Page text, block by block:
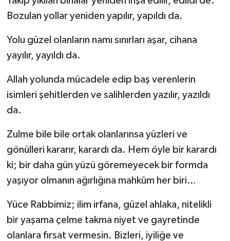
Bozulan yollar yeniden yapılır, yapıldı da.
Yolu güzel olanların namı sınırları aşar, cihana
yayılır, yayıldı da.
Allah yolunda mücadele edip baş verenlerin
isimleri şehitlerden ve salihlerden yazılır, yazıldı
da.
Zulme bile bile ortak olanlarınsa yüzleri ve
gönülleri kararır, karardı da. Hem öyle bir karardı
ki; bir daha gün yüzü göremeyecek bir formda
yaşıyor olmanın ağırlığına mahkûm her biri…
Yüce Rabbimiz; ilim irfana, güzel ahlaka, nitelikli
bir yaşama çelme takma niyet ve gayretinde
olanlara fırsat vermesin. Bizleri, iyiliğe ve